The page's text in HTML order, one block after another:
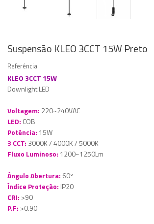
Suspensão KLEO 3CCT 15W Preto
Referência:
KLEO 3CCT 15W
Downlight LED
Voltagem: 220~240VAC
LED: COB
Potência: 15W
3 CCT: 3000K / 4000K / 5000K
Fluxo Luminoso: 1200~1250Lm
Ângulo Abertura: 60º
Índice Proteção: IP20
CRI: >90
P.F: >0.90